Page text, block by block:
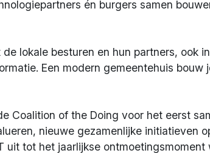
én burgers samen
lokale besturen en hun partners, ook
Een modern gemeentehuis bouw
Coalition of the Doing voor het eerst
nieuwe gezamenlijke initiatieven
tot het jaarlijkse ontmoetingsmoment